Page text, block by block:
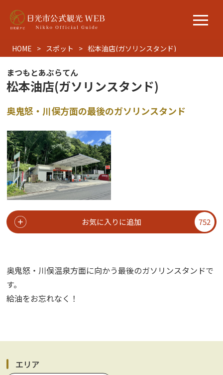
HOME スポット 松本油店(ガソリンスタンド)
まつもとあぶらてん
松本油店(ガソリンスタンド)
奥鬼怒・川俣方面の最後のガソリンスタンド
お気に入りに追加 752
奥鬼怒・川俣温泉方面に向かう最後のガソリンスタンドで
す。
給油をお忘れなく！
エリア